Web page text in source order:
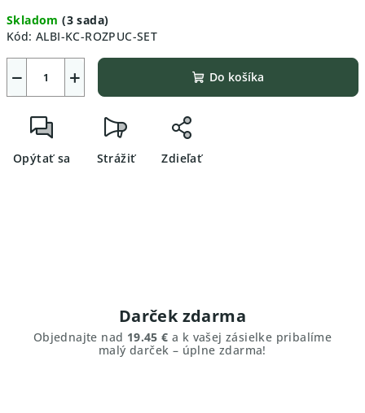
cena:
Skladom(3 sada)
Kód: ALBI-KC-ROZPUC-SET
+
− Do košíka
Opýtať sa Strážiť Zdieľať
Darček zdarma
Objednajte nad 19.45 € a k vašej zásielke pribalíme
malý darček – úplne zdarma!